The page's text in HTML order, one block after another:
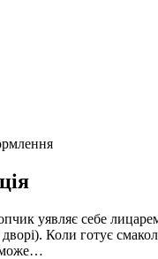
уявляє себе
Коли готує
може…